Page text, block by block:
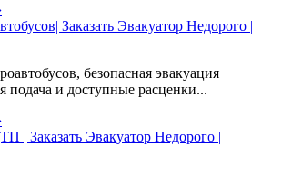
Заказать Эвакуатор Недорого |
безопасная эвакуация
подача и доступные расценки...
| Заказать Эвакуатор Недорого |